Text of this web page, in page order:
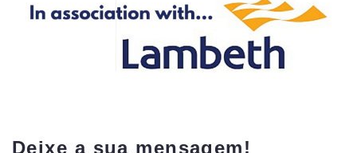
Deixe a sua mensagem!